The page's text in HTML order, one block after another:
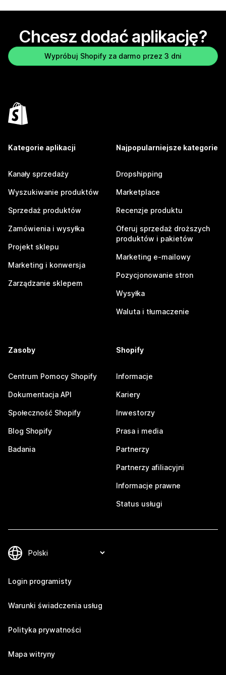
Chcesz dodać aplikację?
Wypróbuj Shopify za darmo przez 3 dni
Kategorie aplikacji
Kanały sprzedaży
Wyszukiwanie produktów
Sprzedaż produktów
Zamówienia i wysyłka
Projekt sklepu
Marketing i konwersja
Zarządzanie sklepem
Najpopularniejsze kategorie
Dropshipping
Marketplace
Recenzje produktu
Oferuj sprzedaż droższych
produktów i pakietów
Marketing e-mailowy
Pozycjonowanie stron
Wysyłka
Waluta i tłumaczenie
Zasoby
Centrum Pomocy Shopify
Dokumentacja API
Społeczność Shopify
Blog Shopify
Badania
Shopify
Informacje
Kariery
Inwestorzy
Prasa i media
Partnerzy
Partnerzy afiliacyjni
Informacje prawne
Status usługi
Login programisty
Warunki świadczenia usług
Polityka prywatności
Mapa witryny